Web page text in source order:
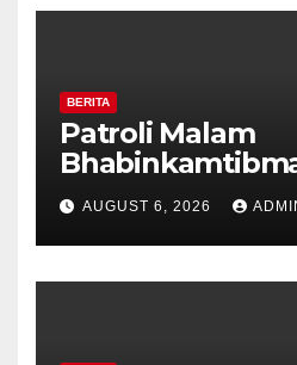
BERITA
Patroli Malam
Pilar Kelurahan
Perkuat
Diajak Aktifkan
AUGUST 6, 2026